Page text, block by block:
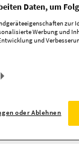
dankbar, wenn
Vier-Familien-
überhaupt
Mittwoch, 16.
Daten, um
Werbung und
und
oder Ablehnen